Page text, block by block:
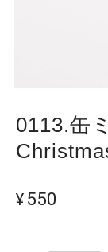
0113.缶
¥550